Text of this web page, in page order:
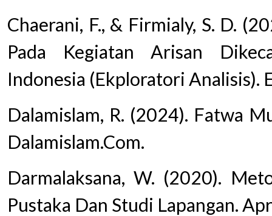
Chaerani, F., & Firmialy, S. D.
Pada Kegiatan Arisan
Indonesia (Ekploratori Analisis).
Dalamislam, R. (2024). Fatwa
Dalamislam.Com.
Darmalaksana, W. (2020).
Pustaka Dan Studi Lapangan.